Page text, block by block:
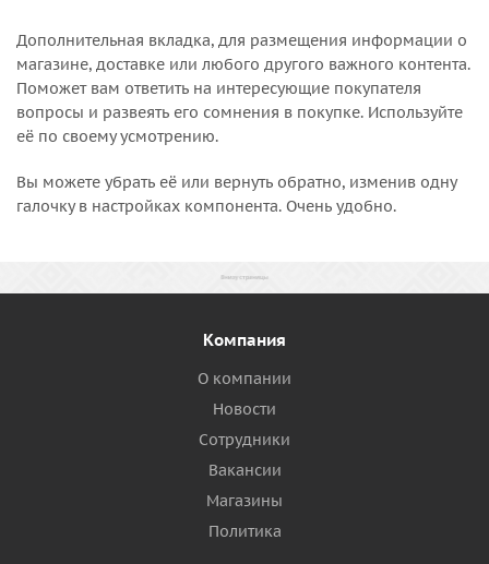
Дополнительная вкладка, для размещения информации о
магазине, доставке или любого другого важного контента.
Поможет вам ответить на интересующие покупателя
вопросы и развеять его сомнения в покупке. Используйте
её по своему усмотрению.
Вы можете убрать её или вернуть обратно, изменив одну
галочку в настройках компонента. Очень удобно.
Компания
О компании
Новости
Сотрудники
Вакансии
Магазины
Политика